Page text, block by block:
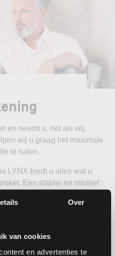
Over
van cookies
en advertenties te
en neemt u, net als wij,
wij u graag het maximale
te halen.
LYNX biedt u alles wat u
Een stabiel en intuïtief
en